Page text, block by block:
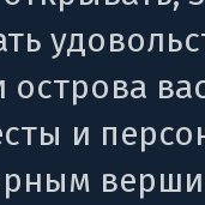
острова
и